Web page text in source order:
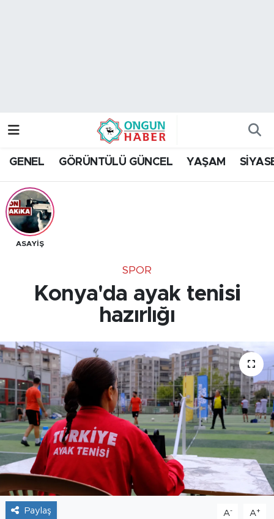
GENEL GÖRÜNTÜLÜ GÜNCEL YAŞAM
ASAYİŞ
SPOR
Konya'da ayak tenisi
hazırlığı
Paylaş A- A+
Trafik Durumu
Tüm Manşetler
Son Dakika Haberleri